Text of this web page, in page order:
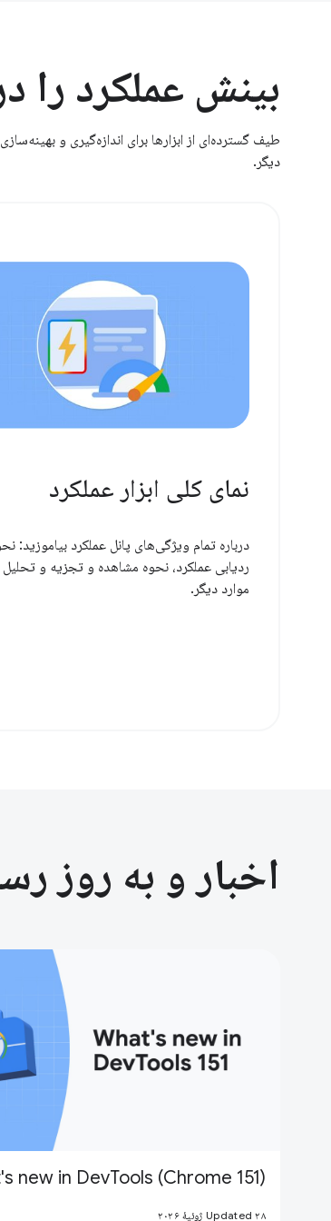
بینش عملکرد را
دیگر.
نمای کلی ابزار عملکرد
درباره تمام ویژگی‌های پانل عملکرد بیاموزید:
ردیابی عملکرد، نحوه مشاهده و تجزیه و تحلیل
موارد دیگر.
اخبار و به روز
new in DevTools (Chrome 151)
Updated ۲۸ ژوئیهٔ ۲۰۲۶